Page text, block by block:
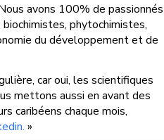
avons 100% de passionnés
phytochimistes,
du développement et de
car oui, les scientifiques
mettons aussi en avant des
caribéens chaque mois,
»